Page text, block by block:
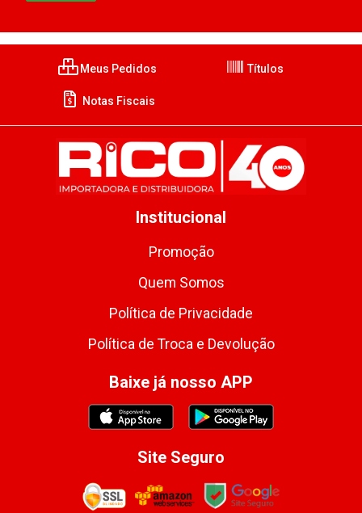
Meus Pedidos Títulos
Notas Fiscais
Institucional
Promoção
Quem Somos
Política de Privacidade
Política de Troca e Devolução
Baixe já nosso APP
Site Seguro